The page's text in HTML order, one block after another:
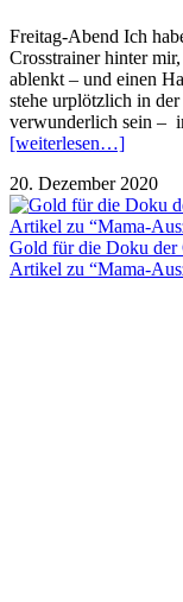
Freitag-Abend Ich
Crosstrainer hinter
ablenkt – und einen
stehe urplötzlich in
verwunderlich sein –
[weiterlesen…]
20. Dezember 2020
Gold für die Doku der
Artikel zu “Mama-